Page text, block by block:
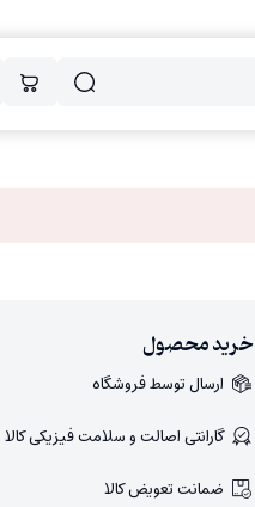
خرید محصول
ارسال توسط فروشگاه
گارانتی اصالت و سلامت فیزیکی کالا
ضمانت تعویض کالا